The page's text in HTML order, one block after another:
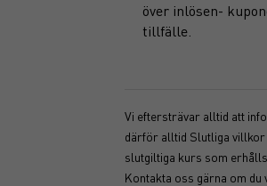
över inlösen-
tillfälle.
Vi eftersträvar alltid att
därför alltid Slutliga villkor
slutgiltiga kurs som
Kontakta oss gärna om